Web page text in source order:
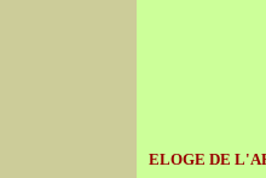
ELOGE DE